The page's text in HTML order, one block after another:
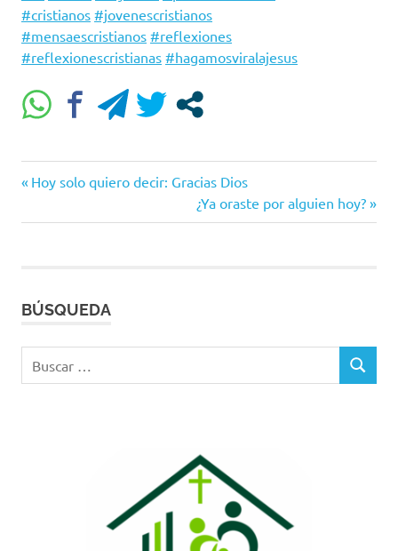
#cristianos #jovenescristianos
#mensaescristianos #reflexiones
#reflexionescristianas #hagamosviralajesus
#diosesbueno
#fe #biblia #reydavid
#mensaescristianos
#hagamosviralajesus
Navegación
de
Entrada
Hoy solo quiero decir: Gracias Dios
Siguiente
entrada:
¿Ya oraste por alguien hoy?
BÚSQUEDA
BUSCAR